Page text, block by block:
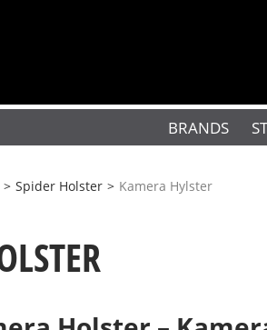
BRANDS
> Spider Holster > Kamera Hylster